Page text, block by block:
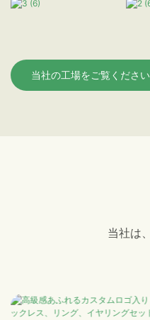
当社の工場をご覧ください
当社は